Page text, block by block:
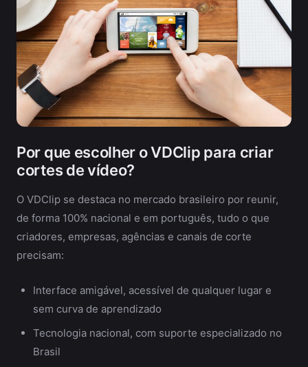
Por que escolher o VDClip para criar
cortes de vídeo?
O VDClip se destaca no mercado brasileiro por reunir,
de forma 100% nacional e em português, tudo o que
criadores, empresas, agências e canais de corte
precisam:
Interface amigável, acessível de qualquer lugar e
sem curva de aprendizado
Tecnologia nacional, com suporte especializado no
Brasil